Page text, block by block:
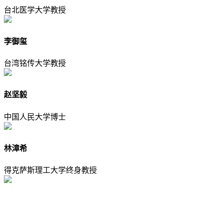
台北医学大学教授
李御玺
台湾铭传大学教授
赵坚毅
中国人民大学博士
林漳希
得克萨斯理工大学终身教授